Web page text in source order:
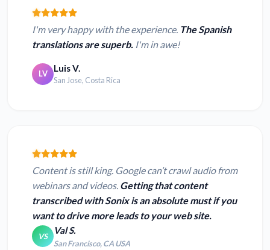
I'm very happy with the experience. The Spanish
translations are superb. I'm in awe!
LV Luis V.
San Jose, Costa Rica
Content is still king. Google can’t crawl audio from
webinars and videos. Getting that content
transcribed with Sonix is an absolute must if you
want to drive more leads to your web site.
VS
Val S.
San Francisco, CA USA